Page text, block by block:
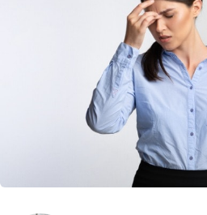
Chấn Thương Mắt
Triệu chứng
Kiểm Tra Mắt
Phụ Huynh và Trẻ Em
Thú Cưng và Động Vật
An Toàn Giao Thông
Đồ họa thông tin
Nguồn lực